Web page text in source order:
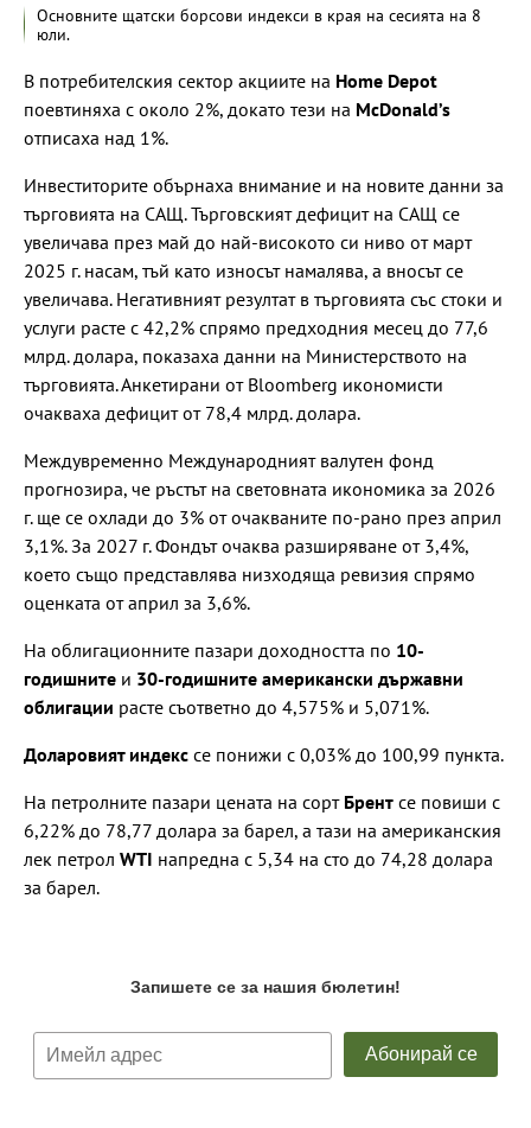
Основните щатски борсови индекси в края на сесията на 8
юли.
В потребителския сектор акциите на Home Depot
поевтиняха с около 2%, докато тези на McDonald’s
отписаха над 1%.
Инвеститорите обърнаха внимание и на новите данни за
търговията на САЩ. Търговският дефицит на САЩ се
увеличава през май до най-високото си ниво от март
2025 г. насам, тъй като износът намалява, а вносът се
увеличава. Негативният резултат в търговията със стоки и
услуги расте с 42,2% спрямо предходния месец до 77,6
млрд. долара, показаха данни на Министерството на
търговията. Анкетирани от Bloomberg икономисти
очакваха дефицит от 78,4 млрд. долара.
Междувременно Международният валутен фонд
прогнозира, че ръстът на световната икономика за 2026
г. ще се охлади до 3% от очакваните по-рано през април
3,1%. За 2027 г. Фондът очаква разширяване от 3,4%,
което също представлява низходяща ревизия спрямо
оценката от април за 3,6%.
На облигационните пазари доходността по 10-
годишните и 30-годишните американски държавни
облигации расте съответно до 4,575% и 5,071%.
Доларовият индекс се понижи с 0,03% до 100,99 пункта.
На петролните пазари цената на сорт Брент се повиши с
6,22% до 78,77 долара за барел, а тази на американския
лек петрол WTI напредна с 5,34 на сто до 74,28 долара
за барел.